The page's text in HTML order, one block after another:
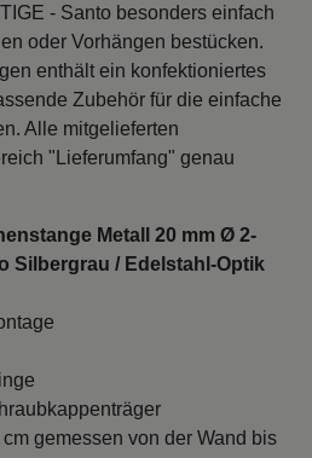
- Santo besonders einfach
oder Vorhängen bestücken.
enthält ein konfektioniertes
Zubehör für die einfache
Alle mitgelieferten
"Lieferumfang" genau
Metall 20 mm Ø 2-
Silbergrau / Edelstahl-Optik
gemessen von der Wand bis